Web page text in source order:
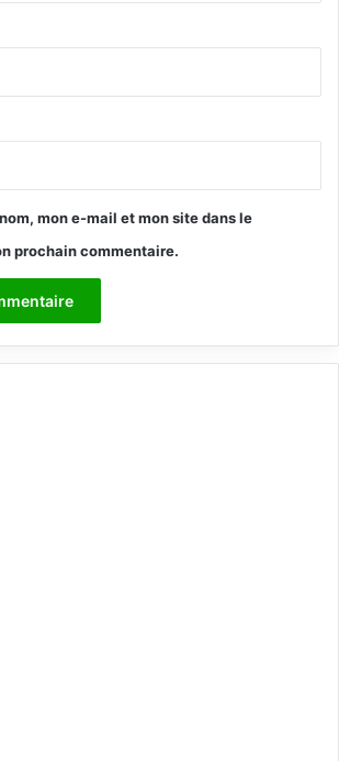
mon e-mail et mon site dans le
prochain commentaire.